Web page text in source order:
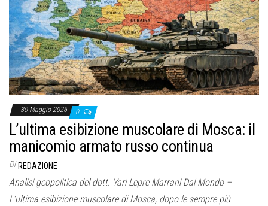
o
n
e
30 Maggio 2026 0
L’ultima esibizione muscolare di Mosca: il
manicomio armato russo continua
Di REDAZIONE
Analisi geopolitica del dott. Yari Lepre Marrani Dal Mondo –
L’ultima esibizione muscolare di Mosca, dopo le sempre più